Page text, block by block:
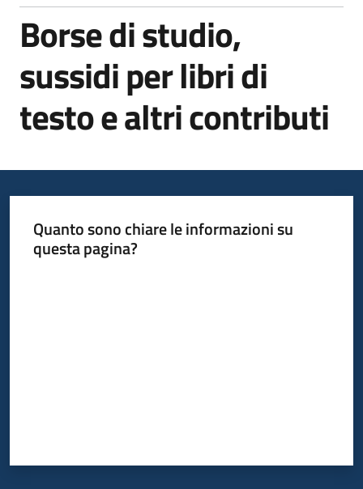
per
famiglie
locali
Borse di studio,
sussidi per libri di
testo e altri contributi
Quanto sono chiare le informazioni su
questa pagina?